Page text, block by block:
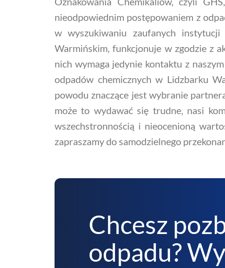
nieodpowiednim postępowaniem z
w wyszukiwaniu zaufanych
Warmińskim, funkcjonuje w zgodzie z
nich wymaga jedynie kontaktu z
odpadów chemicznych w Lidzbarku
powodu znaczące jest wybranie
może to wydawać się trudne, nasi
wszechstronnością i nieocenioną
zapraszamy do samodzielnego
Chcesz
odpadu?